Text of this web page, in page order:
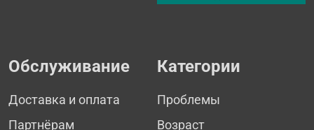
Обслуживание
Доставка и оплата
Партнёрам
Категории
Проблемы
Возраст